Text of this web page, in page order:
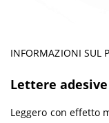
INFORMAZIONI SUL
Lettere
Leggero con effetto